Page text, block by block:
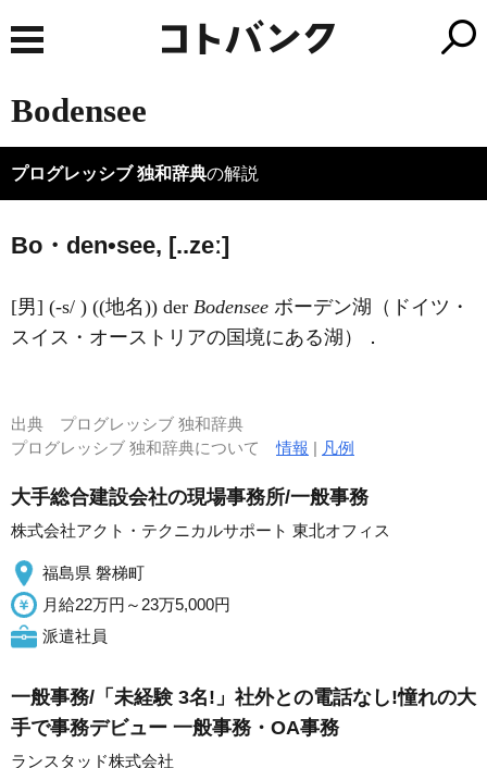
Bodensee
プログレッシブ 独和辞典の解説
Bo・den•see, [..zeː]
[男] (-s/ ) ((地名)) der Bodensee ボーデン湖（ドイツ・
スイス・オーストリアの国境にある湖）．
出典 プログレッシブ 独和辞典
プログレッシブ 独和辞典について情報 | 凡例
大手総合建設会社の現場事務所/一般事務
株式会社アクト・テクニカルサポート 東北オフィス
福島県 磐梯町
月給22万円～23万5,000円
派遣社員
一般事務/「未経験 3名!」社外との電話なし!憧れの大
手で事務デビュー 一般事務・OA事務
ランスタッド株式会社